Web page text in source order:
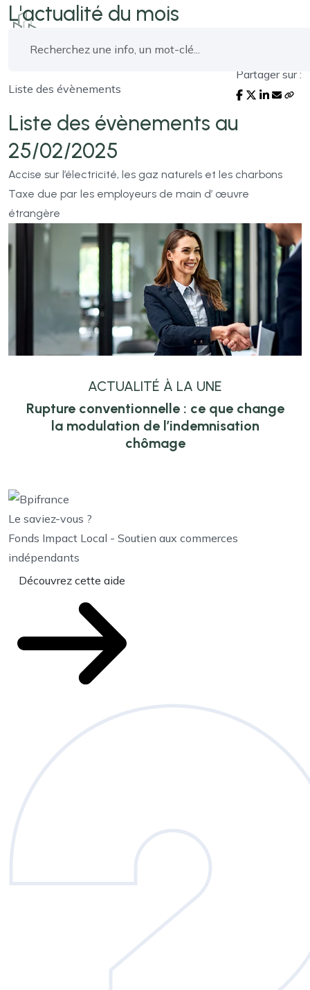
L'actualité du mois
Liste des évènements
Partager sur :
Liste des évènements au
25/02/2025
Accise sur l’électricité, les gaz naturels et les charbons
Taxe due par les employeurs de main d’ œuvre
étrangère
ACTUALITÉ À LA UNE
Rupture conventionnelle : ce que change
la modulation de l’indemnisation
chômage
Le saviez-vous ?
Fonds Impact Local - Soutien aux commerces
indépendants
Découvrez cette aide